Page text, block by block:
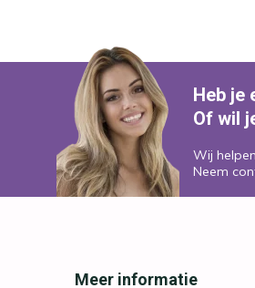
Heb je
Of wil
Wij
Neem
Meer informatie